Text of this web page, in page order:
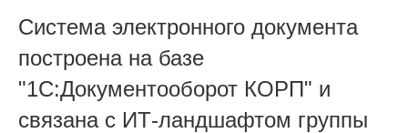
Система электронного документа
построена на базе
"1С:Документооборот КОРП" и
связана с ИТ-ландшафтом группы